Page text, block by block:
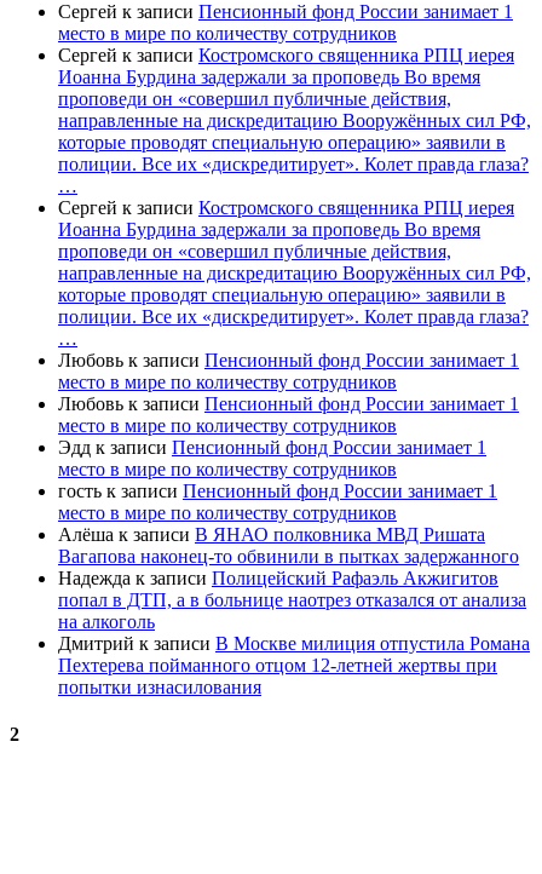
Сергей к записи Пенсионный фонд России занимает 1
место в мире по количеству сотрудников
Сергей к записи Костромского священника РПЦ иерея
Иоанна Бурдина задержали за проповедь Во время
проповеди он «совершил публичные действия,
направленные на дискредитацию Вооружённых сил РФ,
которые проводят специальную операцию» заявили в
полиции. Все их «дискредитирует». Колет правда глаза?
…
Сергей к записи Костромского священника РПЦ иерея
Иоанна Бурдина задержали за проповедь Во время
проповеди он «совершил публичные действия,
направленные на дискредитацию Вооружённых сил РФ,
которые проводят специальную операцию» заявили в
полиции. Все их «дискредитирует». Колет правда глаза?
…
Любовь к записи Пенсионный фонд России занимает 1
место в мире по количеству сотрудников
Любовь к записи Пенсионный фонд России занимает 1
место в мире по количеству сотрудников
Эдд к записи Пенсионный фонд России занимает 1
место в мире по количеству сотрудников
гость к записи Пенсионный фонд России занимает 1
место в мире по количеству сотрудников
Алёша к записи В ЯНАО полковника МВД Ришата
Вагапова наконец-то обвинили в пытках задержанного
Надежда к записи Полицейский Рафаэль Акжигитов
попал в ДТП, а в больнице наотрез отказался от анализа
на алкоголь
Дмитрий к записи В Москве милиция отпустила Романа
Пехтерева пойманного отцом 12-летней жертвы при
попытки изнасилования
2